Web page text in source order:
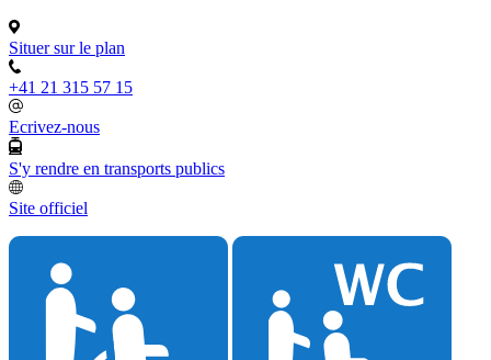
Situer sur le plan
+41 21 315 57 15
Ecrivez-nous
S'y rendre en transports publics
Site officiel